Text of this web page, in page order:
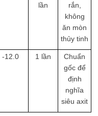
lần
rắn,
không
ăn mòn
thủy tinh
-12.0 1 lần
Chuẩn
gốc để
định
nghĩa
siêu axit